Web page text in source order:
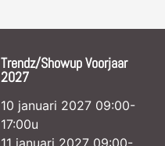
Trendz/Showup Voorjaar
2027
10 januari 2027 09:00-
17:00u